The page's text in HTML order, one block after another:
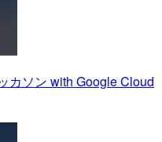
カソン with Google Cloud